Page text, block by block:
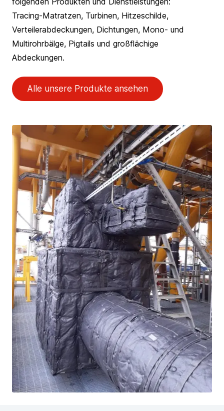
Tracing-Matratzen, Turbinen, Hitzeschilde,
Verteilerabdeckungen, Dichtungen, Mono- und
Multirohrbälge, Pigtails und großflächige
Abdeckungen.
Alle unsere Produkte ansehen